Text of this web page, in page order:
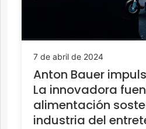
7 de abril de 2024
Anton Bauer
La innovadora
alimentación
industria del